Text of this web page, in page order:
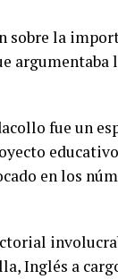
la
fue un
en los
Inglés a